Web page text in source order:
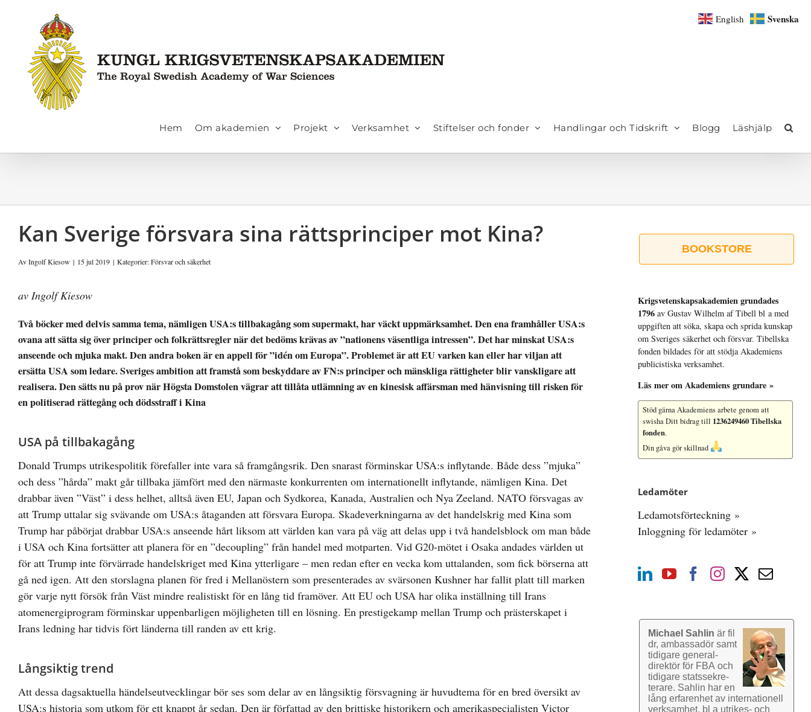
innehållet
Hem Om akademien Projekt Verksamhet Stiftelser och fonder Handlingar och Tidskrift Blogg Läshjälp
Kan Sverige försvara sina rättsprinciper mot Kina?
AvIngolf Kiesow | 15 jul 2019 | Kategorier:Försvar och säkerhet
av Ingolf Kiesow
Två böcker med delvis samma tema, nämligen USA:s tillbakagång som supermakt, har väckt uppmärksamhet. Den ena framhåller USA:s
ovana att sätta sig över principer och folkrättsregler när det bedöms krävas av ”nationens väsentliga intressen”. Det har minskat USA:s
anseende och mjuka makt. Den andra boken är en appell för ”idén om Europa”. Problemet är att EU varken kan eller har viljan att
ersätta USA som ledare. Sveriges ambition att framstå som beskyddare av FN:s principer och mänskliga rättigheter blir vanskligare att
realisera. Den sätts nu på prov när Högsta Domstolen vägrar att tillåta utlämning av en kinesisk affärsman med hänvisning till risken för
en politiserad rättegång och dödsstraff i Kina
USA på tillbakagång
Donald Trumps utrikespolitik förefaller inte vara så framgångsrik. Den snarast förminskar USA:s inflytande. Både dess ”mjuka”
och dess ”hårda” makt går tillbaka jämfört med den närmaste konkurrenten om internationellt inflytande, nämligen Kina. Det
drabbar även ”Väst” i dess helhet, alltså även EU, Japan och Sydkorea, Kanada, Australien och Nya Zeeland. NATO försvagas av
att Trump uttalar sig svävande om USA:s åtaganden att försvara Europa. Skadeverkningarna av det handelskrig med Kina som
Trump har påbörjat drabbar USA:s anseende hårt liksom att världen kan vara på väg att delas upp i två handelsblock om man både
i USA och Kina fortsätter att planera för en ”decoupling” från handel med motparten. Vid G20-mötet i Osaka andades världen ut
för att Trump inte förvärrade handelskriget med Kina ytterligare – men redan efter en vecka kom uttalanden, som fick börserna att
gå ned igen. Att den storslagna planen för fred i Mellanöstern som presenterades av svärsonen Kushner har fallit platt till marken
gör varje nytt försök från Väst mindre realistiskt för en lång tid framöver. Att EU och USA har olika inställning till Irans
atomenergiprogram förminskar uppenbarligen möjligheten till en lösning. En prestigekamp mellan Trump och prästerskapet i
Irans ledning har tidvis fört länderna till randen av ett krig.
Långsiktig trend
Att dessa dagsaktuella händelseutvecklingar bör ses som delar av en långsiktig försvagning är huvudtema för en bred översikt av
USA:s historia som utkom för ett knappt år sedan. Den är författad av den brittiske historikern och amerikaspecialisten Victor
BOOKSTORE
Krigsvetenskap­sakademien grundades
1796 av Gustav Wilhelm af Tibell bl a med
uppgiften att söka, skapa och sprida kunskap
om Sveriges säkerhet och försvar. Tibellska
fonden bildades för att stödja Akademiens
publicistiska verksamhet.
Läs mer om Akademiens grundare »
Stöd gärna Akademiens arbete genom att
swisha Ditt bidrag till 1236249460 Tibellska
fonden.
Din gåva gör skillnad
Ledamöter
Ledamotsförteckning »
Inloggning för ledamöter »
Michael Sahlin är fil
dr, ambassadör samt
tidigare general­
direktör för FBA och
tidigare stats­sekre­
terare. Sahlin har en
lång erfarenhet av inter­nationell
verk­samhet, bl a utrikes- och
English Svenska